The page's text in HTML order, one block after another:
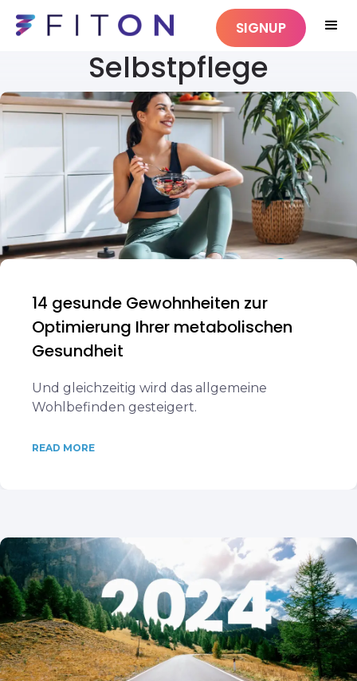
SIGNUP
Selbstpflege
14 gesunde Gewohnheiten zur
Optimierung Ihrer metabolischen
Gesundheit
Und gleichzeitig wird das allgemeine
Wohlbefinden gesteigert.
READ MORE